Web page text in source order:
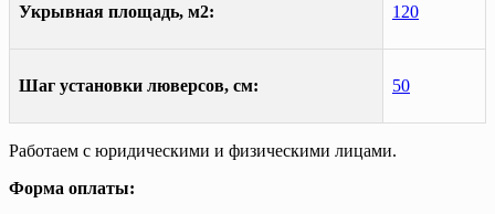
Укрывная площадь, м2: 120
Шаг установки люверсов, см: 50
Работаем с юридическими и физическими лицами.
Форма оплаты: